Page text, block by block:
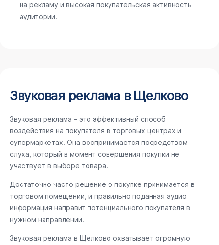
на рекламу и высокая покупательская активность
аудитории.
Звуковая реклама в Щелково
Звуковая реклама – это эффективный способ
воздействия на покупателя в торговых центрах и
супермаркетах. Она воспринимается посредством
слуха, который в момент совершения покупки не
участвует в выборе товара.
Достаточно часто решение о покупке принимается в
торговом помещении, и правильно поданная аудио
информация направит потенциального покупателя в
нужном направлении.
Звуковая реклама в Щелково охватывает огромную